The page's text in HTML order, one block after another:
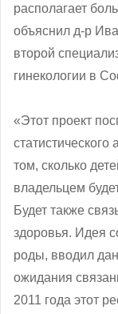
располагает
объяснил д-р
второй
гинекологии в
«Этот проект
том, сколько
владельцем
Будет также
здоровья. Идея
роды, вводил
ожидания
2011 года этот